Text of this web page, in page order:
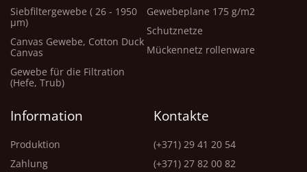
Siebfiltergewebe ( 26 - 1950
μm)
Canvas Gewebe, Cotton Duck
Canvas
Gewebe für die Filtration
(Hefe, Trub)
Gewebeplane 175 g/m2
Schutznetze
Mückennetz rollenware
Information
Produktion
Zahlung
Kontakte
(+371) 29 41 20 54
(+371) 27 82 00 82